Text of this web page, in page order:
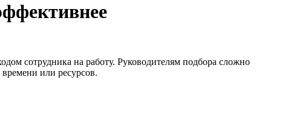
сотрудника на работу. Руководителям подбора сложно
или ресурсов.